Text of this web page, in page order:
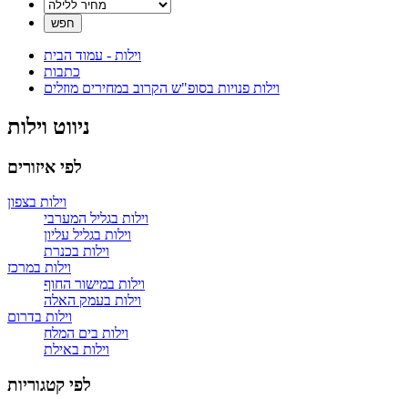
וילות - עמוד הבית
כתבות
וילות פנויות בסופ"ש הקרוב במחירים מוזלים
ניווט וילות
לפי איזורים
וילות בצפון
וילות בגליל המערבי
וילות בגליל עליון
וילות בכנרת
וילות במרכז
וילות במישור החוף
וילות בעמק האלה
וילות בדרום
וילות בים המלח
וילות באילת
לפי קטגוריות